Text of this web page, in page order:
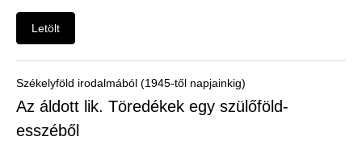
Felhasználói
menü
Belépés
Letölt
Székelyföld irodalmából (1945-től napjainkig)
Az áldott lik. Töredékek egy szülőföld-
esszéből